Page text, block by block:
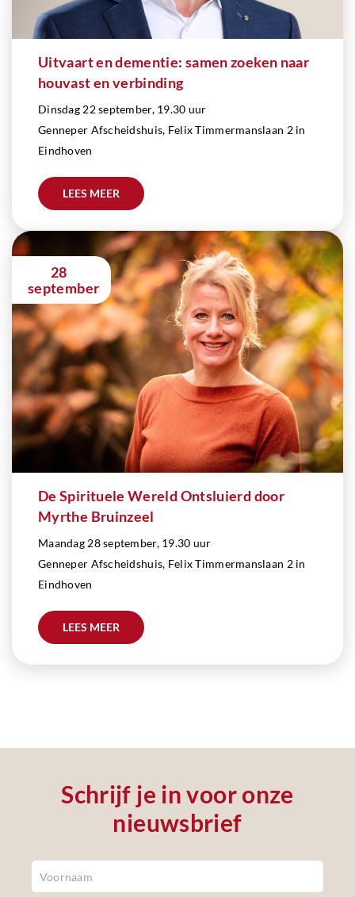
Uitvaart en dementie: samen zoeken naar
houvast en verbinding
Dinsdag 22 september, 19.30 uur
Genneper Afscheidshuis, Felix Timmermanslaan 2 in
Eindhoven
LEES MEER
28
september
De Spirituele Wereld Ontsluierd door
Myrthe Bruinzeel
Maandag 28 september, 19.30 uur
Genneper Afscheidshuis, Felix Timmermanslaan 2 in
Eindhoven
LEES MEER
Schrijf je in voor onze
nieuwsbrief
Newsletter
Footer